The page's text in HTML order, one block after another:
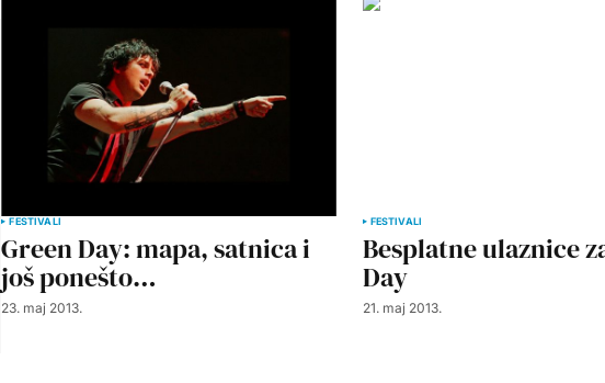
FESTIVALI
Green Day: mapa, satnica i
još ponešto…
23. maj 2013.
FESTIVALI
Besplatne ulaznice
Day
21. maj 2013.